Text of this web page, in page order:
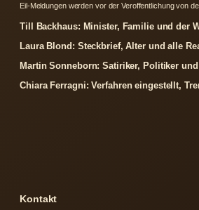
Eil-Meldungen werden vor der Veroffentlichung von
Till Backhaus: Minister, Familie und der
Laura Blond: Steckbrief, Alter und alle
Martin Sonneborn: Satiriker, Politiker
Chiara Ferragni: Verfahren eingestellt,
Kontakt